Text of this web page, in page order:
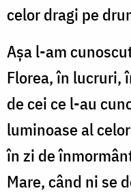
celor dragi pe
Așa l-am
Florea, în lucruri,
de cei ce l-au
luminoase al
în zi de
Mare, când ni se